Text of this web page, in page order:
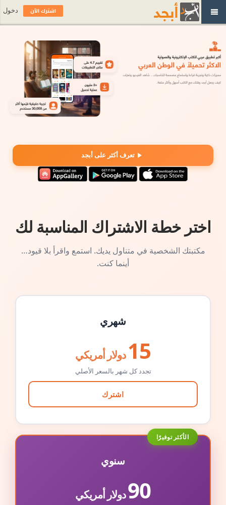
تعرف أكثر على أبجد
اختر خطة الاشتراك المناسبة لك
مكتبتك الشخصية في متناول يديك. استمع واقرأ بلا قيود…
أينما كنت.
شهري
15 دولار أمريكي
تجدد كل شهر بالسعر الأصلي
اشترك
الأكثر توفيرًا
سنوي
90دولار أمريكي
اشترك الآن دخول